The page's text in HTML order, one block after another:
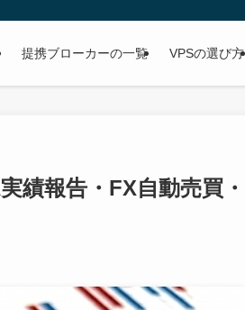
提携ブローカーの一覧 VPSの選び方
績報告・FX自動売買・